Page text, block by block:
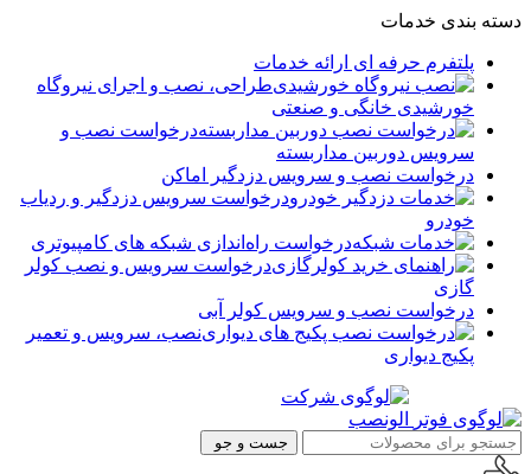
دسته بندی خدمات
پلتفرم حرفه ای ارائه خدمات
طراحی، نصب و اجرای نیروگاه
خورشیدی خانگی و صنعتی
درخواست نصب و
سرویس دوربین مداربسته
درخواست نصب و سرویس دزدگیر اماکن
درخواست سرویس دزدگیر و ردیاب
خودرو
درخواست راه‌اندازی شبکه های کامپیوتری
درخواست سرویس و نصب کولر
گازی
درخواست نصب و سرویس کولر آبی
نصب، سرویس و تعمیر
پکیج دیواری
جست و جو